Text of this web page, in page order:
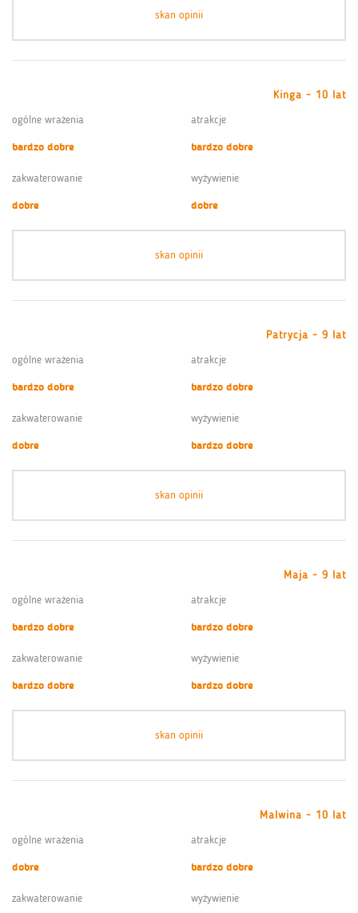
skan opinii
Kinga - 10 lat
ogólne wrażenia
bardzo dobre
atrakcje
bardzo dobre
zakwaterowanie
dobre
wyżywienie
dobre
skan opinii
Patrycja - 9 lat
ogólne wrażenia
bardzo dobre
atrakcje
bardzo dobre
zakwaterowanie
dobre
wyżywienie
bardzo dobre
skan opinii
Maja - 9 lat
ogólne wrażenia
bardzo dobre
atrakcje
bardzo dobre
zakwaterowanie
bardzo dobre
wyżywienie
bardzo dobre
skan opinii
Malwina - 10 lat
ogólne wrażenia
dobre
atrakcje
bardzo dobre
zakwaterowanie wyżywienie